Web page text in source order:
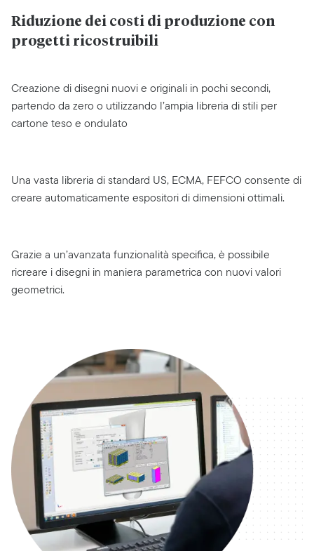
Riduzione dei costi di produzione con
progetti ricostruibili
Creazione di disegni nuovi e originali in pochi secondi,
partendo da zero o utilizzando l’ampia libreria di stili per
cartone teso e ondulato
Una vasta libreria di standard US, ECMA, FEFCO consente di
creare automaticamente espositori di dimensioni ottimali.
Grazie a un’avanzata funzionalità specifica, è possibile
ricreare i disegni in maniera parametrica con nuovi valori
geometrici.